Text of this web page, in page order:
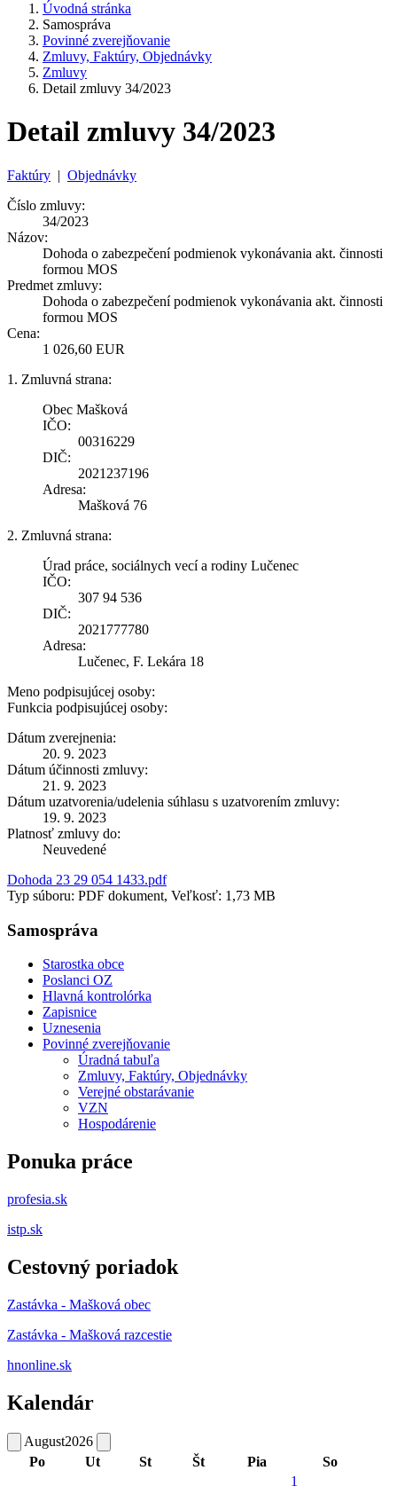
Úvodná stránka
Samospráva
Povinné zverejňovanie
Zmluvy, Faktúry, Objednávky
Zmluvy
Detail zmluvy 34/2023
Detail zmluvy 34/2023
Faktúry | Objednávky
Číslo zmluvy:
34/2023
Názov:
Dohoda o zabezpečení podmienok vykonávania akt. činnosti
formou MOS
Predmet zmluvy:
Dohoda o zabezpečení podmienok vykonávania akt. činnosti
formou MOS
Cena:
1 026,60 EUR
1. Zmluvná strana:
Obec Mašková
IČO:
00316229
DIČ:
2021237196
Adresa:
Mašková 76
2. Zmluvná strana:
Úrad práce, sociálnych vecí a rodiny Lučenec
IČO:
307 94 536
DIČ:
2021777780
Adresa:
Lučenec, F. Lekára 18
Meno podpisujúcej osoby:
Funkcia podpisujúcej osoby:
Dátum zverejnenia:
20. 9. 2023
Dátum účinnosti zmluvy:
21. 9. 2023
Dátum uzatvorenia/udelenia súhlasu s uzatvorením zmluvy:
19. 9. 2023
Platnosť zmluvy do:
Neuvedené
Dohoda 23 29 054 1433.pdf
Typ súboru: PDF dokument, Veľkosť: 1,73 MB
Samospráva
Starostka obce
Poslanci OZ
Hlavná kontrolórka
Zapisnice
Uznesenia
Povinné zverejňovanie
Úradná tabuľa
Zmluvy, Faktúry, Objednávky
Verejné obstarávanie
VZN
Hospodárenie
Ponuka práce
profesia.sk
istp.sk
Cestovný poriadok
Zastávka - Mašková obec
Zastávka - Mašková razcestie
hnonline.sk
Kalendár
August2026
Po
Ut St Št Pia
So
1